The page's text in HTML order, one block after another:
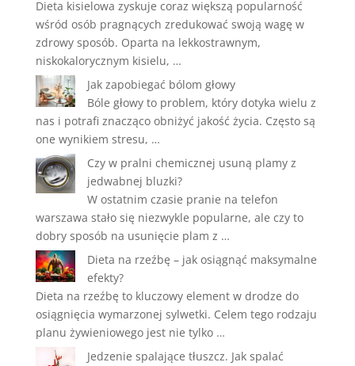
Dieta kisielowa zyskuje coraz większą popularność
wśród osób pragnących zredukować swoją wagę w
zdrowy sposób. Oparta na lekkostrawnym,
niskokalorycznym kisielu, …
Jak zapobiegać bólom głowy
Bóle głowy to problem, który dotyka wielu z
nas i potrafi znacząco obniżyć jakość życia. Często są
one wynikiem stresu, …
Czy w pralni chemicznej usuną plamy z
jedwabnej bluzki?
W ostatnim czasie pranie na telefon
warszawa stało się niezwykle popularne, ale czy to
dobry sposób na usunięcie plam z …
Dieta na rzeźbę – jak osiągnąć maksymalne
efekty?
Dieta na rzeźbę to kluczowy element w drodze do
osiągnięcia wymarzonej sylwetki. Celem tego rodzaju
planu żywieniowego jest nie tylko …
Jedzenie spalające tłuszcz. Jak spalać